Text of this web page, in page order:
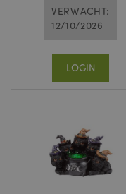
VERWACHT:
12/10/2026
LOGIN